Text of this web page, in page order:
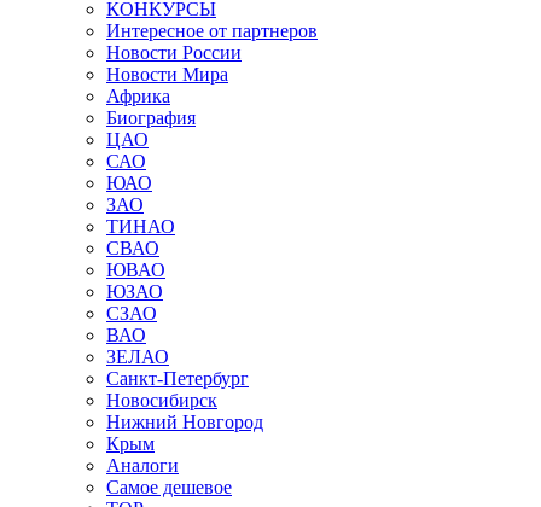
КОНКУРСЫ
Интересное от партнеров
Новости России
Новости Мира
Африка
Биография
ЦАО
САО
ЮАО
ЗАО
ТИНАО
СВАО
ЮВАО
ЮЗАО
СЗАО
ВАО
ЗЕЛАО
Санкт-Петербург
Новосибирск
Нижний Новгород
Крым
Аналоги
Самое дешевое